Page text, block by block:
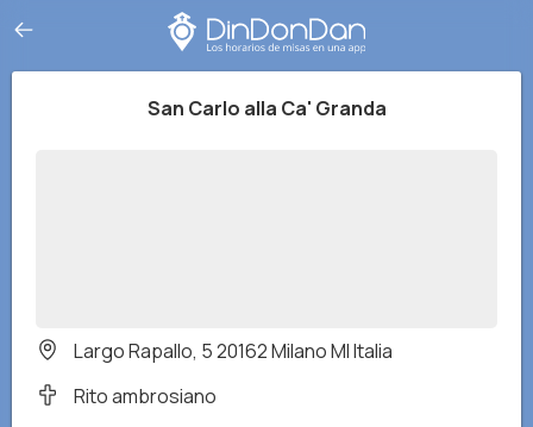
San Carlo alla Ca' Granda
Largo Rapallo, 5 20162 Milano MI Italia
Rito ambrosiano